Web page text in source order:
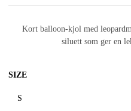
Kort balloon‑kjol med
siluett som ger en
SIZE